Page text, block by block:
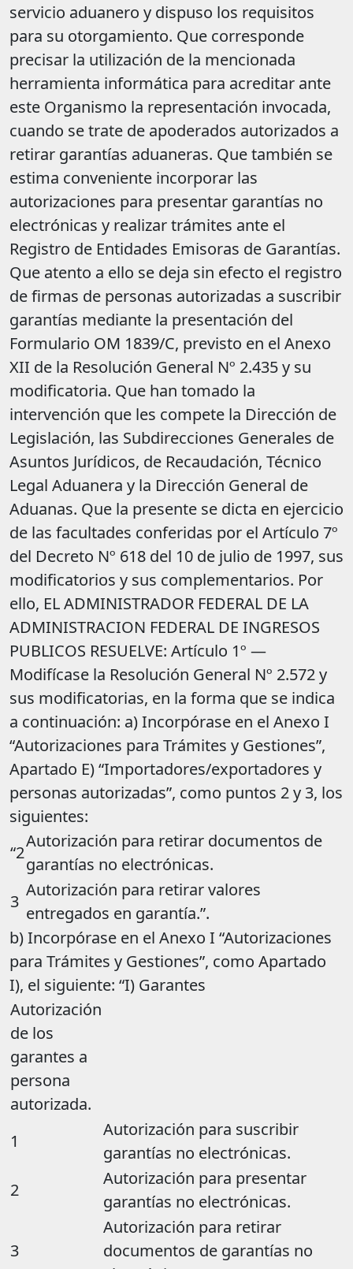
servicio aduanero y dispuso los requisitos
para su otorgamiento. Que corresponde
precisar la utilización de la mencionada
herramienta informática para acreditar ante
este Organismo la representación invocada,
cuando se trate de apoderados autorizados a
retirar garantías aduaneras. Que también se
estima conveniente incorporar las
autorizaciones para presentar garantías no
electrónicas y realizar trámites ante el
Registro de Entidades Emisoras de Garantías.
Que atento a ello se deja sin efecto el registro
de firmas de personas autorizadas a suscribir
garantías mediante la presentación del
Formulario OM 1839/C, previsto en el Anexo
XII de la Resolución General Nº 2.435 y su
modificatoria. Que han tomado la
intervención que les compete la Dirección de
Legislación, las Subdirecciones Generales de
Asuntos Jurídicos, de Recaudación, Técnico
Legal Aduanera y la Dirección General de
Aduanas. Que la presente se dicta en ejercicio
de las facultades conferidas por el Artículo 7º
del Decreto Nº 618 del 10 de julio de 1997, sus
modificatorios y sus complementarios. Por
ello, EL ADMINISTRADOR FEDERAL DE LA
ADMINISTRACION FEDERAL DE INGRESOS
PUBLICOS RESUELVE: Artículo 1º —
Modifícase la Resolución General Nº 2.572 y
sus modificatorias, en la forma que se indica
a continuación: a) Incorpórase en el Anexo I
“Autorizaciones para Trámites y Gestiones”,
Apartado E) “Importadores/exportadores y
personas autorizadas”, como puntos 2 y 3, los
siguientes:
“2
Autorización para retirar documentos de
garantías no electrónicas.
3
Autorización para retirar valores
entregados en garantía.”.
b) Incorpórase en el Anexo I “Autorizaciones
para Trámites y Gestiones”, como Apartado
I), el siguiente: “I) Garantes
Autorización
de los
garantes a
persona
autorizada.
1
Autorización para suscribir
garantías no electrónicas.
2
Autorización para presentar
garantías no electrónicas.
3
Autorización para retirar
documentos de garantías no